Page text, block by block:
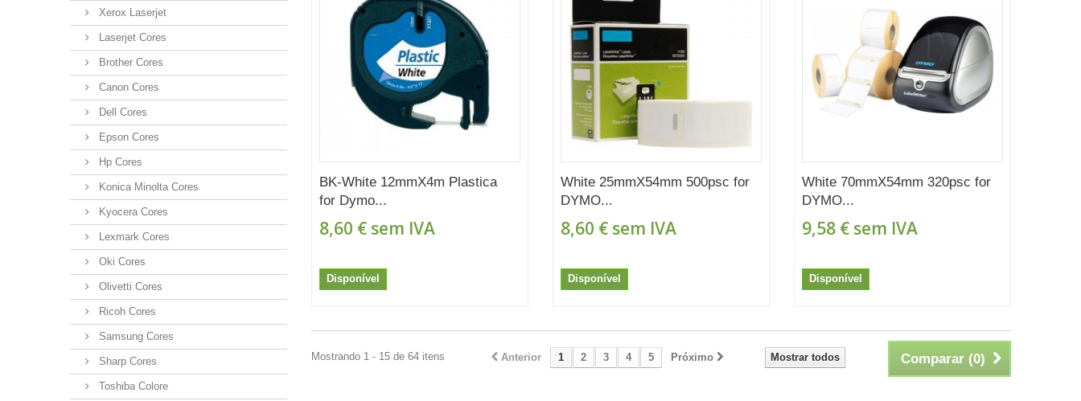
Xerox Laserjet
Laserjet Cores
Brother Cores
Canon Cores
Dell Cores
Epson Cores
Hp Cores
Konica Minolta Cores
Kyocera Cores
Lexmark Cores
Oki Cores
Olivetti Cores
Ricoh Cores
Samsung Cores
Sharp Cores
Toshiba Colore
BK-White 12mmX4m Plastica
for Dymo...
8,60 € sem IVA
Disponível
White 25mmX54mm 500psc for
DYMO...
8,60 €sem IVA
Disponível
White 70mmX54mm 320psc for
DYMO...
9,58 €sem IVA
Disponível
Comparar (0)
Mostrar todos
Anterior 1 2 3 4 5 Próximo
Mostrando 1 - 15 de 64 itens